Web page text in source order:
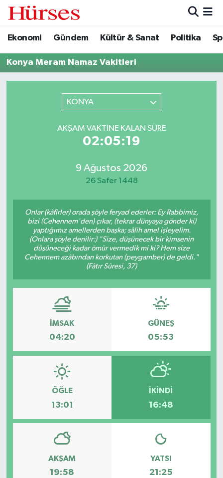
Ekonomi Gündem Kültür & Sanat Politika
Konya Meram Namaz Vakitleri
KONYA
AKŞAM VAKTINE KALAN SÜRE
02:05:19
9 Ağustos 2026
26 Safer 1448
Onlar (kâfirler) orada şöyle feryad ederler: Ey Rabbimiz,
bizi (Cehennem'den) çıkar, (tekrar dünyaya gönder ki)
yaptığımız amellerden başka; sâlih amel işleyelim.
(Onlara şöyle denilir:) "Size, düşünecek bir kimsenin
düşüneceği kadar ömür vermedik mi ki? Hem size
Cehennem azâbından korkutan (peygamber) de geldi."
(Fâtır Sûresi, 37)
İMSAK
04:20
GÜNEŞ
05:53
ÖĞLE
13:01
İKINDI
16:48
AKŞAM
19:58
YATSI
21:25
Ekonomi
Gündem
Hava Durumu
Trafik Durumu
Tüm Manşetler
Son Dakika Haberleri